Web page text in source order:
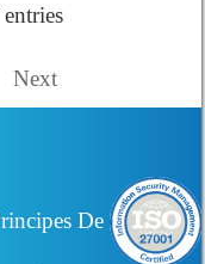
Next
De